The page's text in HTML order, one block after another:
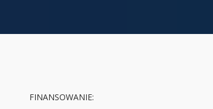
FINANSOWANIE: